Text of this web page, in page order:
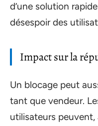
d’une solution
désespoir des
Impact sur la
Un blocage peut
tant que vendeur.
utilisateurs